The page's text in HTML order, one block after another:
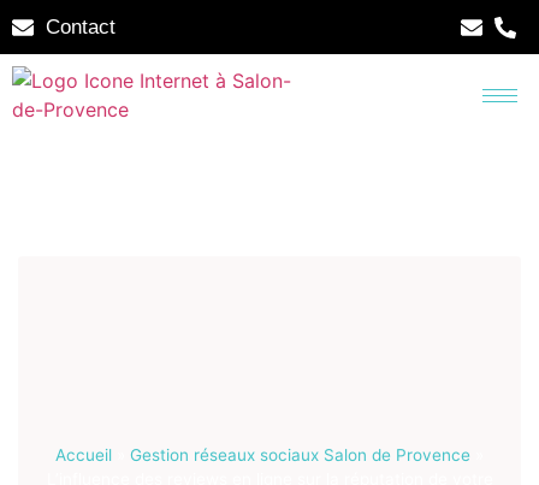
Contact
Accueil Gestion réseaux sociaux Salon de Provence